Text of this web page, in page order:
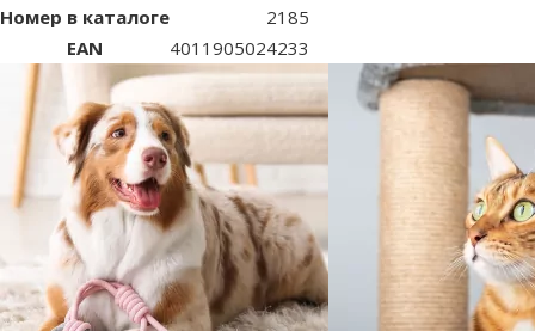
Номер в каталоге
2185
EAN
4011905024233